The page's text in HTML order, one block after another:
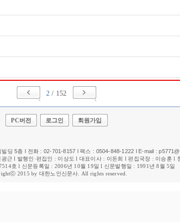
2/ 152
PC버전 로그인 회원가입
딩 5층 l 전화 : 02-701-8157 l 팩스 : 0504-848-1222 l E-mail :
근 l 발행인·편집인 : 이상도 l 대표이사 : 이돈희 l 편집국장 : 이승훈 l
호 l 신문등록일 : 2006년 10월 19일 l 신문발행일 : 1991년 8월 5일
2015 by 대한노인신문사. All rights reserved.